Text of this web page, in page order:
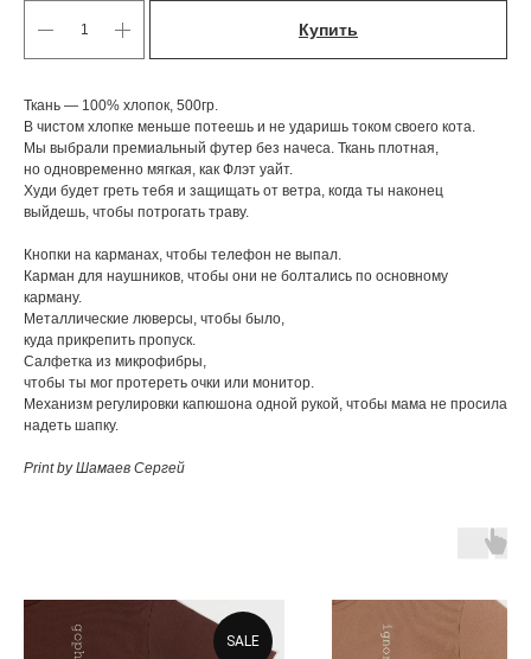
Купить
Ткань — 100% хлопок, 500гр.
В чистом хлопке меньше потеешь и не ударишь током своего кота.
Мы выбрали премиальный футер без начеса. Ткань плотная,
но одновременно мягкая, как Флэт уайт.
Худи будет греть тебя и защищать от ветра, когда ты наконец
выйдешь, чтобы потрогать траву.
Кнопки на карманах, чтобы телефон не выпал.
Карман для наушников, чтобы они не болтались по основному
карману.
Металлические люверсы, чтобы было,
куда прикрепить пропуск.
Cалфетка из микрофибры,
чтобы ты мог протереть очки или монитор.
Механизм регулировки капюшона одной рукой, чтобы мама не просила
надеть шапку.
Print by Шамаев Сергей
SALE